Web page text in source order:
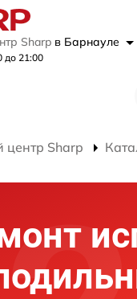
Sharp в Барнауле
до 21:00
центр Sharp